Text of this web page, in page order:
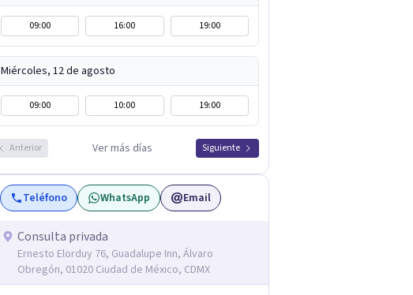
09:00 16:00 19:00
Miércoles, 12 de agosto
09:00 10:00 19:00
Anterior Ver más días Siguiente
Teléfono WhatsApp Email
Consulta privada
Ernesto Elorduy 76, Guadalupe Inn, Álvaro
Obregón, 01020 Ciudad de México, CDMX